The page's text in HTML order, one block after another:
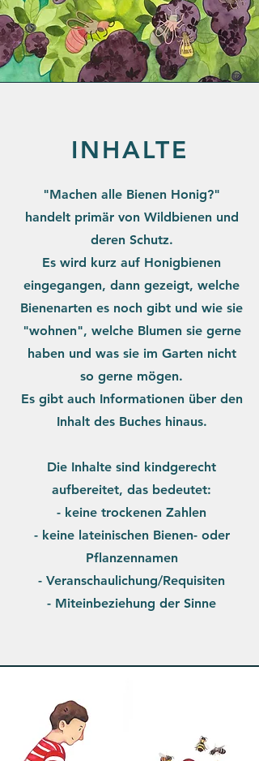
INHALTE
"Machen alle Bienen Honig?"
handelt primär von Wildbienen und
deren Schutz.
Es wird kurz auf Honigbienen
eingegangen, dann gezeigt, welche
Bienenarten es noch gibt und wie sie
"wohnen", welche Blumen sie gerne
haben und was sie im Garten nicht
so gerne mögen.
Es gibt auch Informationen über den
Inhalt des Buches hinaus.
Die Inhalte sind kindgerecht
aufbereitet, das bedeutet:
- keine trockenen Zahlen
- keine lateinischen Bienen- oder
Pflanzennamen
- Veranschaulichung/Requisiten
- Miteinbeziehung der Sinne